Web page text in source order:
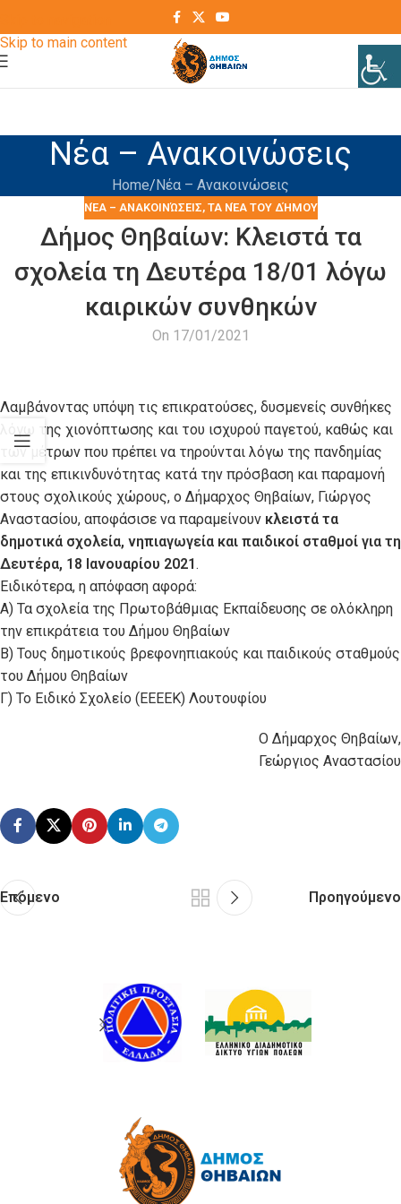
Skip to main content
Νέα – Ανακοινώσεις
Home Νέα – Ανακοινώσεις
ΝΈΑ – ΑΝΑΚΟΙΝΏΣΕΙΣ, ΤΑ ΝΈΑ ΤΟΥ ΔΉΜΟΥ
Δήμος Θηβαίων: Κλειστά τα
σχολεία τη Δευτέρα 18/01 λόγω
καιρικών συνθηκών
On 17/01/2021
Λαμβάνοντας υπόψη τις επικρατούσες, δυσμενείς συνθήκες
λόγω της χιονόπτωσης και του ισχυρού παγετού, καθώς και
των μέτρων που πρέπει να τηρούνται λόγω της πανδημίας
και της επικινδυνότητας κατά την πρόσβαση και παραμονή
στους σχολικούς χώρους, ο Δήμαρχος Θηβαίων, Γιώργος
Αναστασίου, αποφάσισε να παραμείνουν κλειστά τα
δημοτικά σχολεία, νηπιαγωγεία και παιδικοί σταθμοί για τη
Δευτέρα, 18 Ιανουαρίου 2021 .
Ειδικότερα, η απόφαση αφορά:
Α) Τα σχολεία της Πρωτοβάθμιας Εκπαίδευσης σε ολόκληρη
την επικράτεια του Δήμου Θηβαίων
Β) Τους δημοτικούς βρεφονηπιακούς και παιδικούς σταθμούς
του Δήμου Θηβαίων
Γ) Το Ειδικό Σχολείο (ΕΕΕΕΚ) Λουτουφίου
Ο Δήμαρχος Θηβαίων,
Γεώργιος Αναστασίου
Επόμενο Προηγούμενο